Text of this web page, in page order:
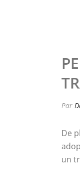
Par
De
un